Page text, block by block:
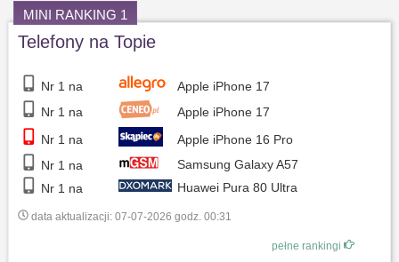
Telefony na Topie
Nr 1 na
Apple iPhone 17
Nr 1 na
Apple iPhone 17
Nr 1 na
Apple iPhone 16 Pro
Nr 1 na
Samsung Galaxy A57
Nr 1 na
Huawei Pura 80 Ultra
data aktualizacji: 07-07-2026 godz. 00:31
pełne rankingi
MINI RANKING 1